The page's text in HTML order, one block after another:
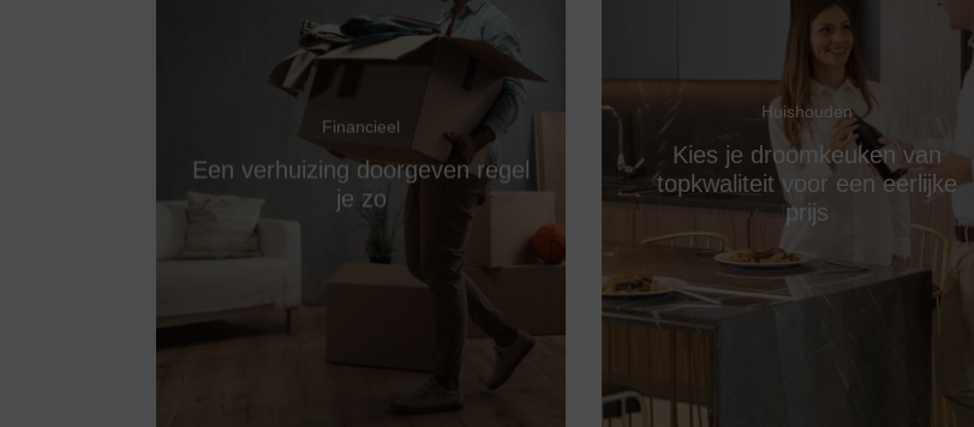
Financieel
Een verhuizing doorgeven regel
je zo
Huishouden
Kies je droomkeuken van
topkwaliteit voor een eerlijke
prijs